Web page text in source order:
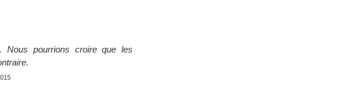
Nous pourrions croire que les